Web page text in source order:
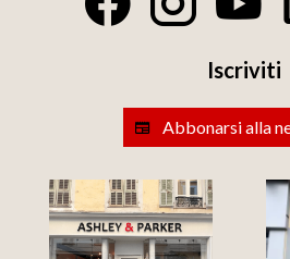
Iscriviti
Abbonarsi alla